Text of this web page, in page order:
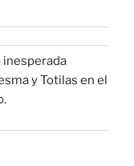
inesperada
y Totilas en el